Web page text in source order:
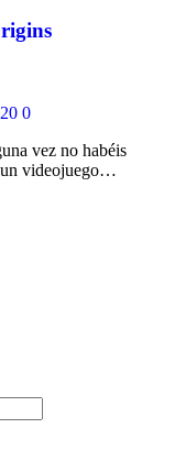
0
vez no habéis
un videojuego…